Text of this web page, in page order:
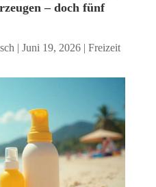
– doch fünf
| Juni 19, 2026| Freizeit